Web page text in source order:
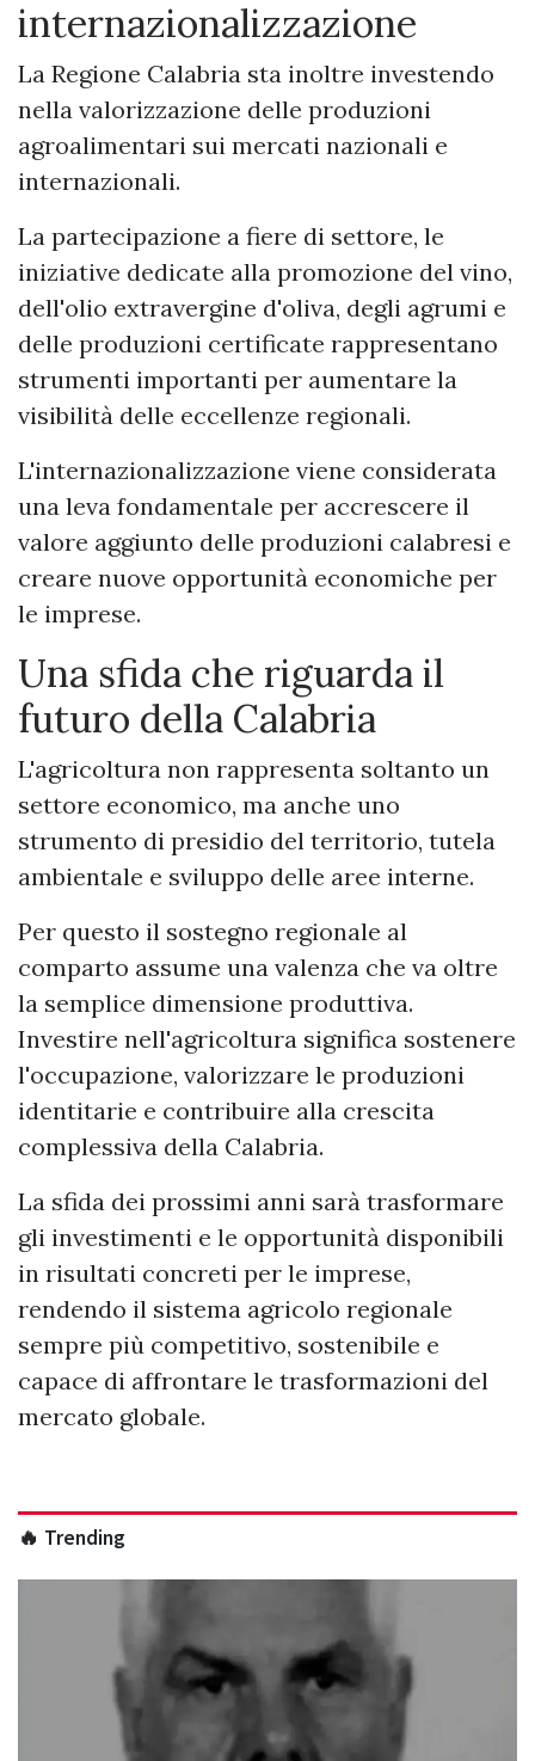
internazionalizzazione
La Regione Calabria sta inoltre investendo
nella valorizzazione delle produzioni
agroalimentari sui mercati nazionali e
internazionali.
La partecipazione a fiere di settore, le
iniziative dedicate alla promozione del vino,
dell'olio extravergine d'oliva, degli agrumi e
delle produzioni certificate rappresentano
strumenti importanti per aumentare la
visibilità delle eccellenze regionali.
L'internazionalizzazione viene considerata
una leva fondamentale per accrescere il
valore aggiunto delle produzioni calabresi e
creare nuove opportunità economiche per
le imprese.
Una sfida che riguarda il
futuro della Calabria
L'agricoltura non rappresenta soltanto un
settore economico, ma anche uno
strumento di presidio del territorio, tutela
ambientale e sviluppo delle aree interne.
Per questo il sostegno regionale al
comparto assume una valenza che va oltre
la semplice dimensione produttiva.
Investire nell'agricoltura significa sostenere
l'occupazione, valorizzare le produzioni
identitarie e contribuire alla crescita
complessiva della Calabria.
La sfida dei prossimi anni sarà trasformare
gli investimenti e le opportunità disponibili
in risultati concreti per le imprese,
rendendo il sistema agricolo regionale
sempre più competitivo, sostenibile e
capace di affrontare le trasformazioni del
mercato globale.
🔥 Trending